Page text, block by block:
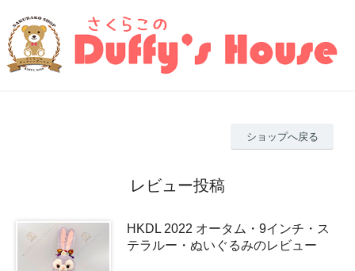
ショップへ戻る
レビュー投稿
HKDL 2022 オータム・9インチ・ス
テラルー・ぬいぐるみのレビュー